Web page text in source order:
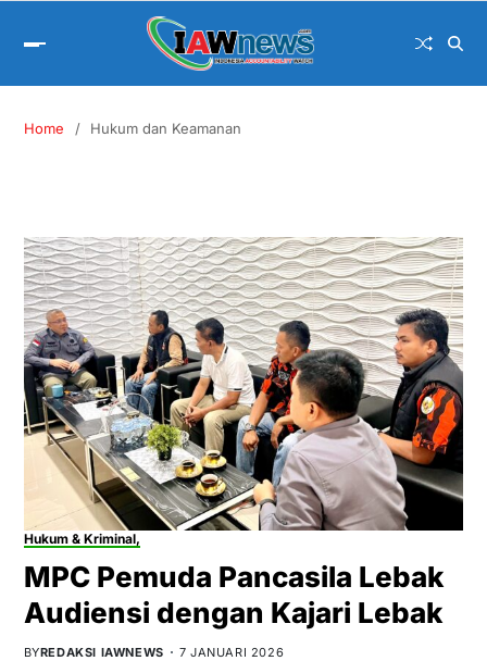
Home Hukum dan Keamanan
Hukum & Kriminal,
MPC Pemuda Pancasila Lebak
Audiensi dengan Kajari Lebak
BYREDAKSI IAWNEWS 7 JANUARI 2026